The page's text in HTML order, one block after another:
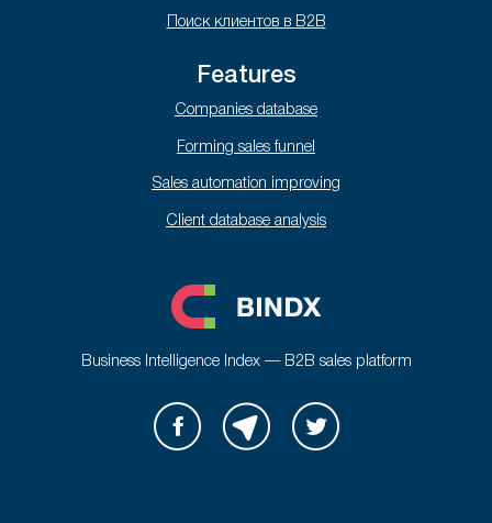
Поиск клиентов в B2B
Features
Companies database
Forming sales funnel
Sales automation improving
Client database analysis
Business Intelligence Index — B2B sales platform